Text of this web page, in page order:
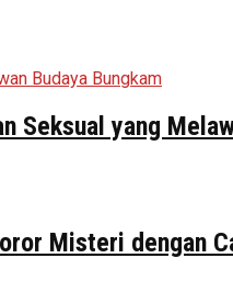
Seksual yang
Misteri dengan